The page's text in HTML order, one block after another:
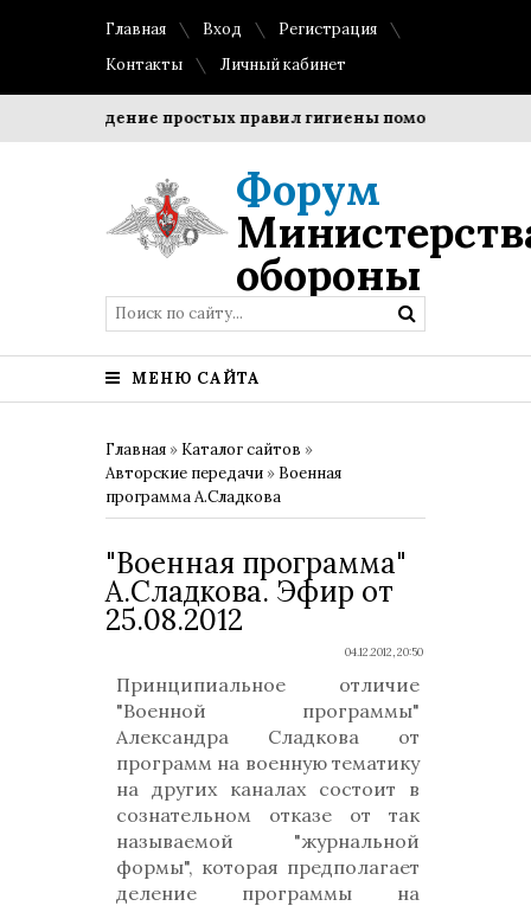
Главная Вход
Регистрация
Контакты
Личный кабинет
Соблюдение простых правил гигиены помогает
Форум
обороны
МЕНЮ САЙТА
Главная » Каталог сайтов »
Авторские передачи » Военная
программа А.Сладкова
"Военная программа"
А.Сладкова. Эфир от
25.08.2012
04.12.2012, 20:50
Принципиальное отличие
"Военной программы"
Александра Сладкова от
программ на военную тематику
на других каналах состоит в
сознательном отказе от так
называемой "журнальной
формы", которая предполагает
деление программы на